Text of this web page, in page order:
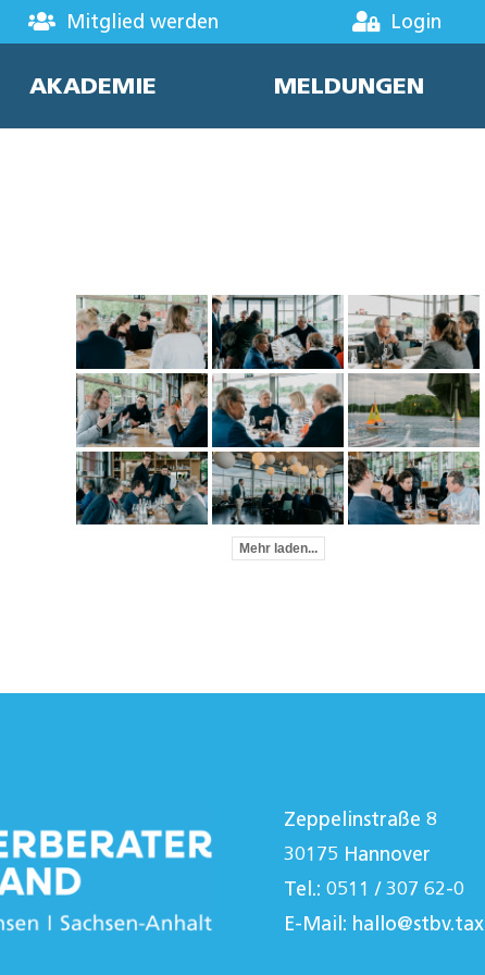
Mitglied werden Login
AKADEMIE MELDUNGEN
Mehr laden...
Zeppelinstraße 8
30175 Hannover
Tel.: 0511 / 307 62-0
E-Mail: hallo@stbv.tax